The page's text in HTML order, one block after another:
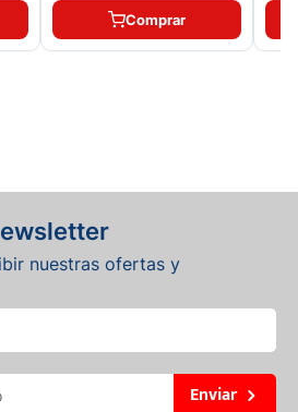
Comprar
nuestras ofertas y
Enviar